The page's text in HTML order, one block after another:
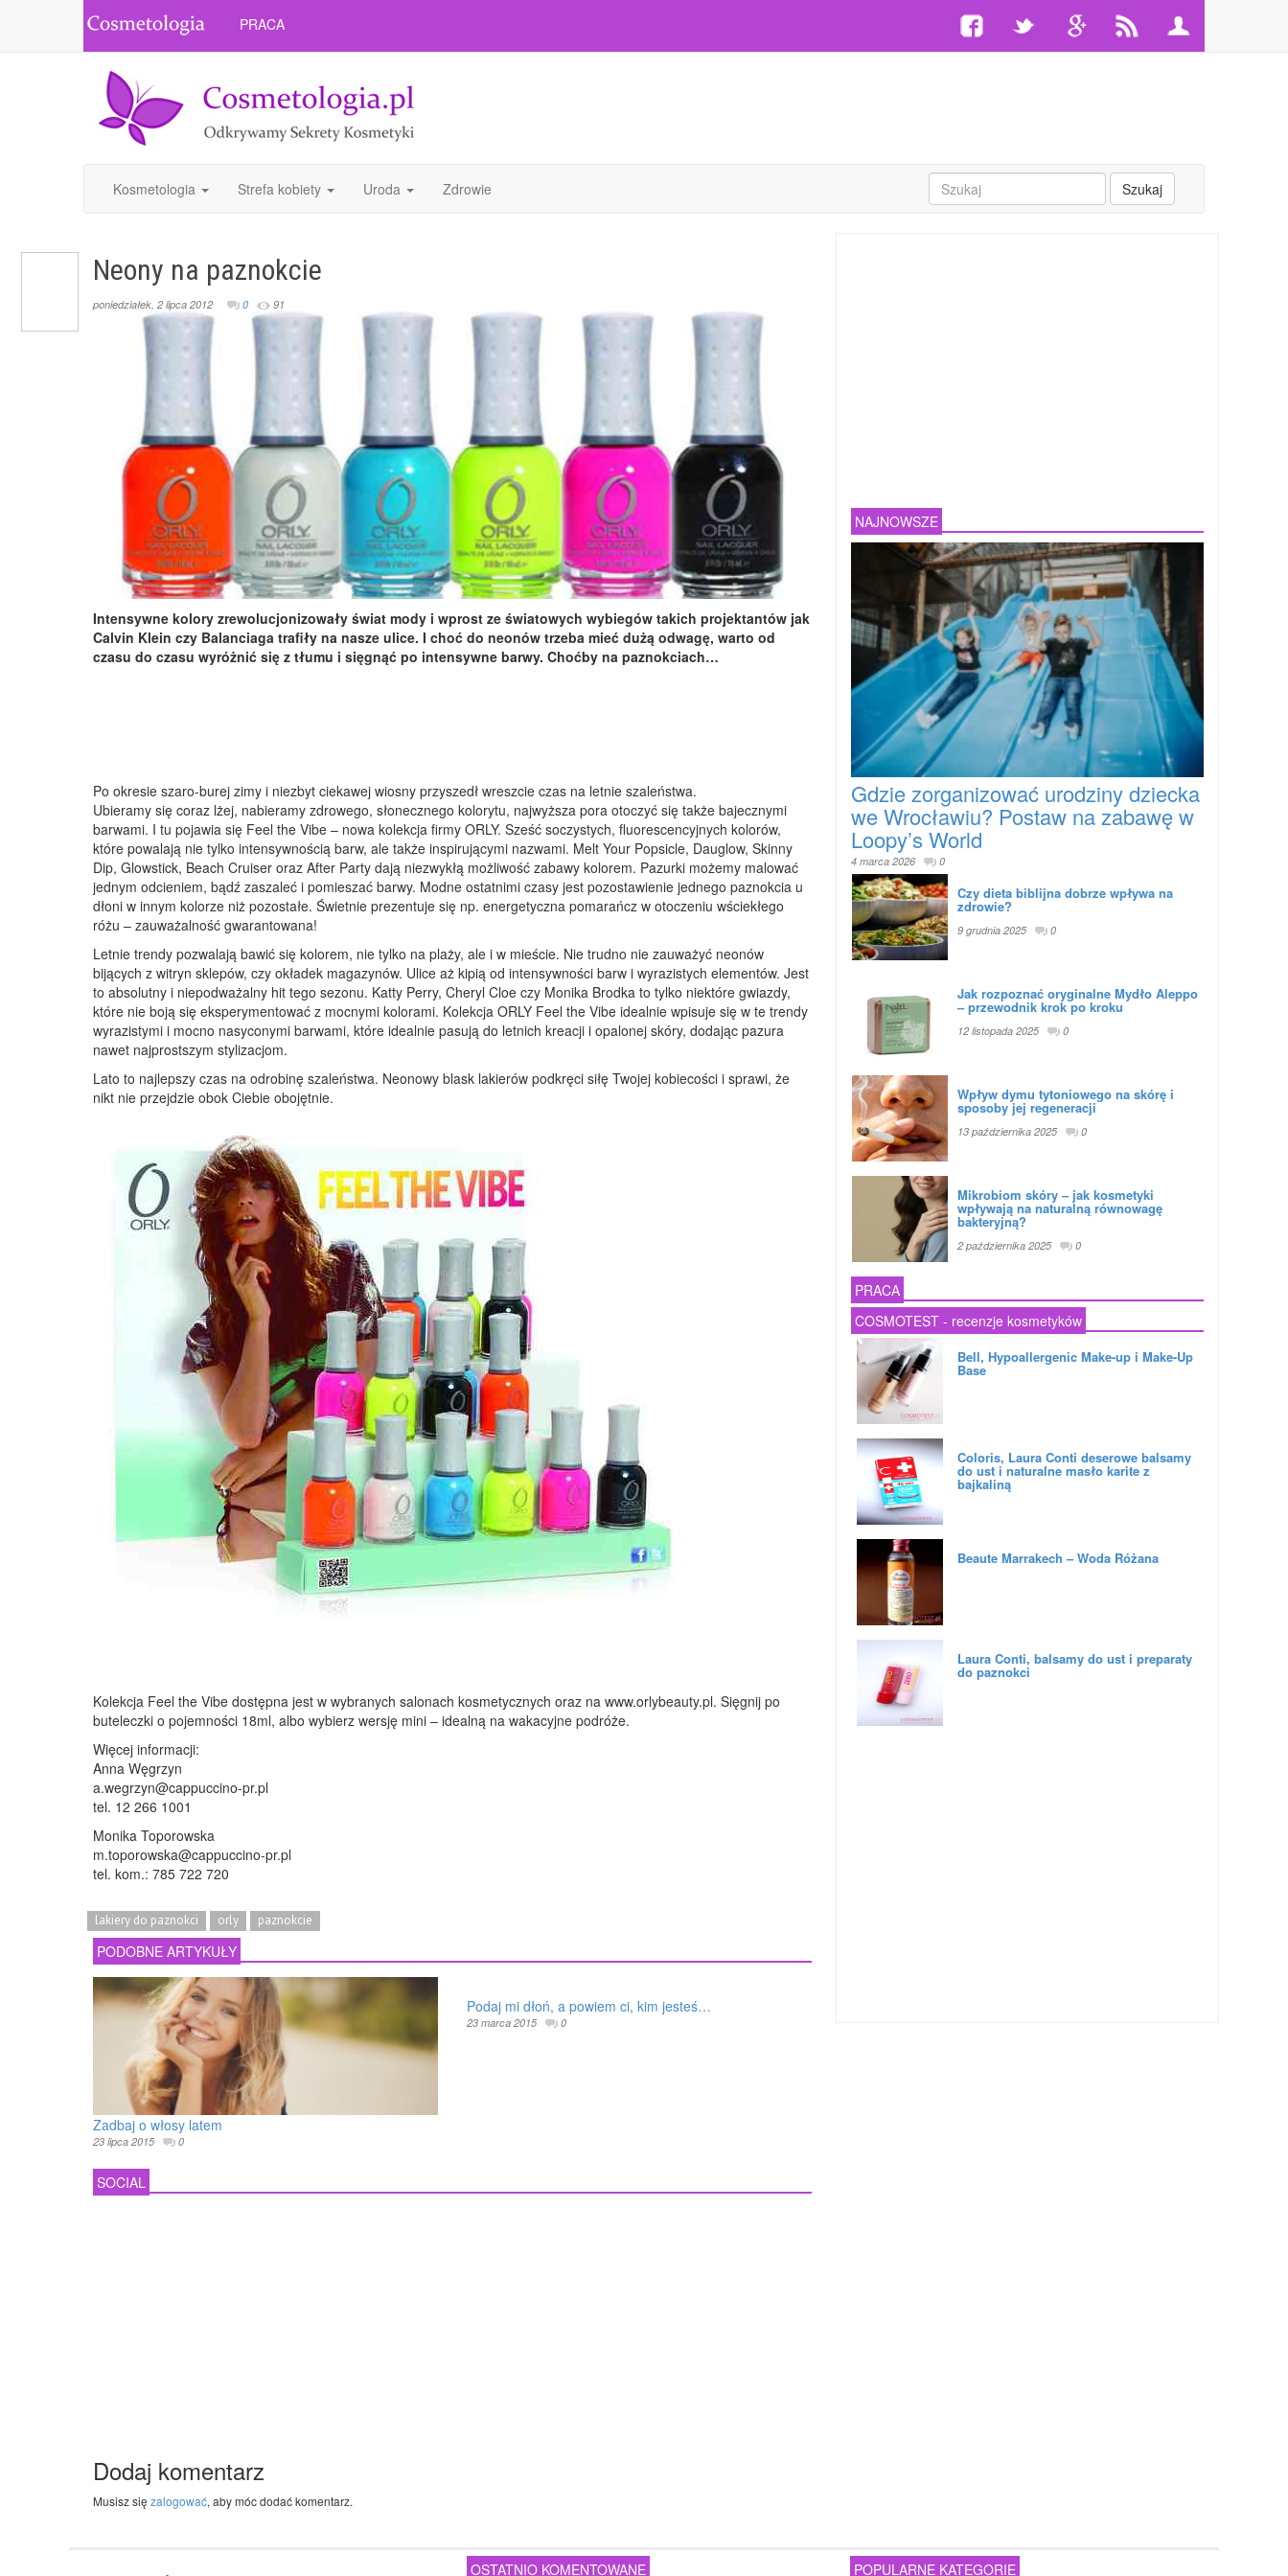
PRACA
Kosmetologia Strefa kobiety Uroda Zdrowie Szukaj
Neony na paznokcie
poniedziałek, 2 lipca 2012 0 91
Intensywne kolory zrewolucjonizowały świat mody i wprost ze światowych wybiegów takich projektantów jak
Calvin Klein czy Balanciaga trafiły na nasze ulice. I choć do neonów trzeba mieć dużą odwagę, warto od
czasu do czasu wyróżnić się z tłumu i sięgnąć po intensywne barwy. Choćby na paznokciach…
Po okresie szaro-burej zimy i niezbyt ciekawej wiosny przyszedł wreszcie czas na letnie szaleństwa.
Ubieramy się coraz lżej, nabieramy zdrowego, słonecznego kolorytu, najwyższa pora otoczyć się także bajecznymi
barwami. I tu pojawia się Feel the Vibe – nowa kolekcja firmy ORLY. Sześć soczystych, fluorescencyjnych kolorów,
które powalają nie tylko intensywnością barw, ale także inspirującymi nazwami. Melt Your Popsicle, Dauglow, Skinny
Dip, Glowstick, Beach Cruiser oraz After Party dają niezwykłą możliwość zabawy kolorem. Pazurki możemy malować
jednym odcieniem, bądź zaszaleć i pomieszać barwy. Modne ostatnimi czasy jest pozostawienie jednego paznokcia u
dłoni w innym kolorze niż pozostałe. Świetnie prezentuje się np. energetyczna pomarańcz w otoczeniu wściekłego
różu – zauważalność gwarantowana!
Letnie trendy pozwalają bawić się kolorem, nie tylko na plaży, ale i w mieście. Nie trudno nie zauważyć neonów
bijących z witryn sklepów, czy okładek magazynów. Ulice aż kipią od intensywności barw i wyrazistych elementów. Jest
to absolutny i niepodważalny hit tego sezonu. Katty Perry, Cheryl Cloe czy Monika Brodka to tylko niektóre gwiazdy,
które nie boją się eksperymentować z mocnymi kolorami. Kolekcja ORLY Feel the Vibe idealnie wpisuje się w te trendy
wyrazistymi i mocno nasyconymi barwami, które idealnie pasują do letnich kreacji i opalonej skóry, dodając pazura
nawet najprostszym stylizacjom.
Lato to najlepszy czas na odrobinę szaleństwa. Neonowy blask lakierów podkręci siłę Twojej kobiecości i sprawi, że
nikt nie przejdzie obok Ciebie obojętnie.
Kolekcja Feel the Vibe dostępna jest w wybranych salonach kosmetycznych oraz na www.orlybeauty.pl. Sięgnij po
buteleczki o pojemności 18ml, albo wybierz wersję mini – idealną na wakacyjne podróże.
Więcej informacji:
Anna Węgrzyn
a.wegrzyn@cappuccino-pr.pl
tel. 12 266 1001
Monika Toporowska
m.toporowska@cappuccino-pr.pl
tel. kom.: 785 722 720
lakiery do paznokci orly paznokcie
PODOBNE ARTYKUŁY
Zadbaj o włosy latem
23 lipca 2015 0
Podaj mi dłoń, a powiem ci, kim jesteś…
23 marca 2015 0
SOCIAL
Dodaj komentarz
Musisz się zalogować, aby móc dodać komentarz.
NAJNOWSZE
Gdzie zorganizować urodziny dziecka
we Wrocławiu? Postaw na zabawę w
Loopy’s World
4 marca 2026 0
Czy dieta biblijna dobrze wpływa na
zdrowie?
9 grudnia 2025 0
Jak rozpoznać oryginalne Mydło Aleppo
– przewodnik krok po kroku
12 listopada 2025 0
Wpływ dymu tytoniowego na skórę i
sposoby jej regeneracji
13 października 2025 0
Mikrobiom skóry – jak kosmetyki
wpływają na naturalną równowagę
bakteryjną?
2 października 2025 0
PRACA
COSMOTEST - recenzje kosmetyków
Bell, Hypoallergenic Make-up i Make-Up
Base
Coloris, Laura Conti deserowe balsamy
do ust i naturalne masło karite z
bajkaliną
Beaute Marrakech – Woda Różana
Laura Conti, balsamy do ust i preparaty
do paznokci
OSTATNIO KOMENTOWANE POPULARNE KATEGORIE